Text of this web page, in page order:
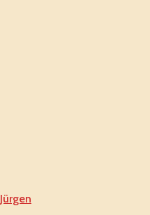
Jürgen